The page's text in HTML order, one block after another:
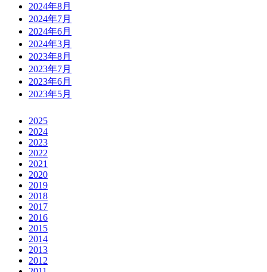
2024年8月
2024年7月
2024年6月
2024年3月
2023年8月
2023年7月
2023年6月
2023年5月
2025
2024
2023
2022
2021
2020
2019
2018
2017
2016
2015
2014
2013
2012